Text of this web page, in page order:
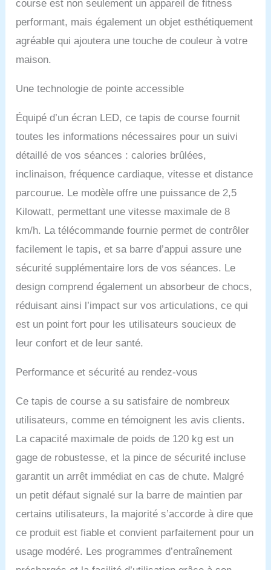
de charge. 【Affichage
LED】 Avec le tapis de
course pliable
Dskeuzeew, vous pouvez
de course vous permet
d'entraînement, votre
vitesse, votre distance et
vos calories 【Silencieux
et Amortissant,
Antidérapant】
Dskeuzeew Le tapis de
course portable est
équipé d'un moteur
et d'un excellent système
d'absorption des chocs.
course élargie à 5
couches (40 x 100 CM) et
multicouche, il offre une
sécurité accrue tout en
bruit. 【Pas d'installation
tapis de course pliable ne
installation et est prêt à
Le tapis de course
électrique ne pèse que 24
grâce aux roulettes de
transport situées sur la
courante peut être pliée
lorsqu'elle n'est pas
que le tapis de course
peut être rangé sous une
table pour un gain de
course est non seulement un appareil de fitness
performant, mais également un objet esthétiquement
agréable qui ajoutera une touche de couleur à votre
maison.
Une technologie de pointe accessible
Équipé d’un écran LED, ce tapis de course fournit
toutes les informations nécessaires pour un suivi
détaillé de vos séances : calories brûlées,
inclinaison, fréquence cardiaque, vitesse et distance
parcourue. Le modèle offre une puissance de 2,5
Kilowatt, permettant une vitesse maximale de 8
km/h. La télécommande fournie permet de contrôler
facilement le tapis, et sa barre d’appui assure une
sécurité supplémentaire lors de vos séances. Le
design comprend également un absorbeur de chocs,
réduisant ainsi l’impact sur vos articulations, ce qui
est un point fort pour les utilisateurs soucieux de
leur confort et de leur santé.
Performance et sécurité au rendez-vous
Ce tapis de course a su satisfaire de nombreux
utilisateurs, comme en témoignent les avis clients.
La capacité maximale de poids de 120 kg est un
gage de robustesse, et la pince de sécurité incluse
garantit un arrêt immédiat en cas de chute. Malgré
un petit défaut signalé sur la barre de maintien par
certains utilisateurs, la majorité s’accorde à dire que
ce produit est fiable et convient parfaitement pour un
usage modéré. Les programmes d’entraînement